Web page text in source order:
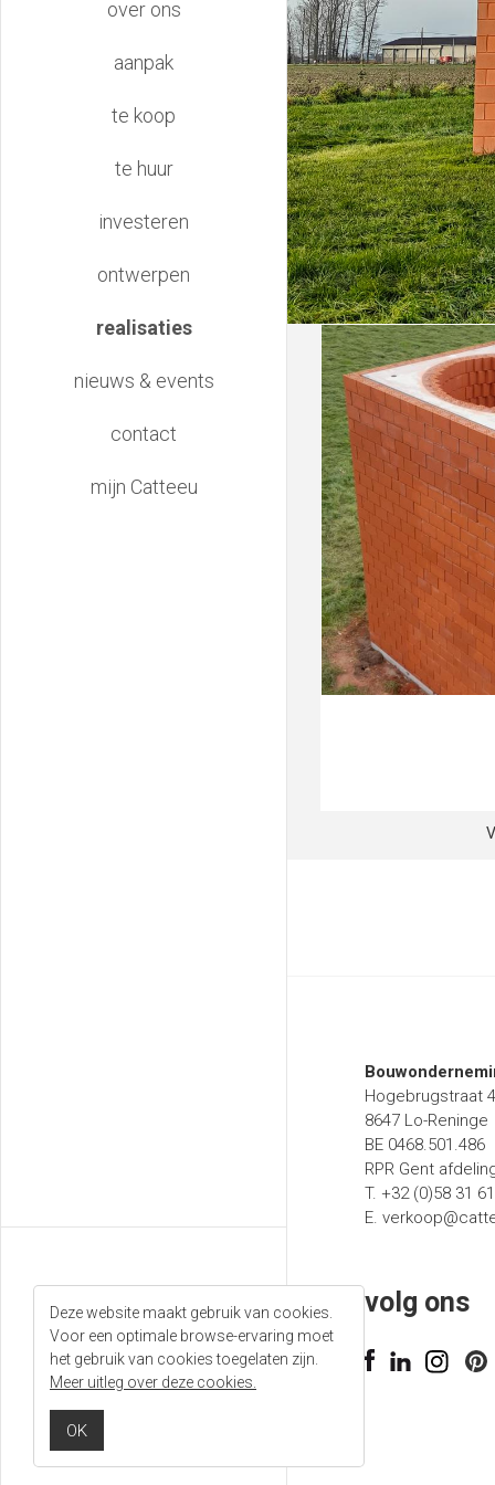
navigation
over ons
aanpak
te koop
te huur
investeren
ontwerpen
realisaties
nieuws & events
contact
mijn Catteeu
T. +32 (0)58 31 61 50
E.verkoop@catteeu.eu
Hogebrugstraat
8647 Lo-Reninge
BE 0468.501.486
RPR Gent
T. +32 (0)58 31
E.
volg ons
Deze website maakt gebruik van cookies.
Voor een optimale browse-ervaring moet
het gebruik van cookies toegelaten zijn.
Meer uitleg over deze cookies.
OK